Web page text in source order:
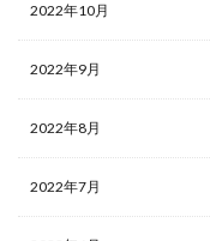
2022年10月
2022年9月
2022年8月
2022年7月